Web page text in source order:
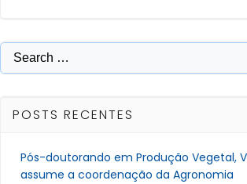
Post
Post
Search
for:
POSTS RECENTES
Pós-doutorando em Produção Vegetal,
assume a coordenação da Agronomia